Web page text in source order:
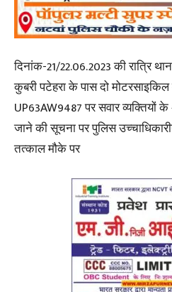
दिनांक-21/22.06.2023 की रात्रि
कुबरी पटेहरा के पास दो
UP63AW9487 पर सवार व्यक्तियों
जाने की सूचना पर पुलिस
तत्काल मौके पर